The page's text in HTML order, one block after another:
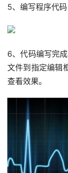
5、编写程序代码
6、代码编写完
文件到指定编辑
查看效果。